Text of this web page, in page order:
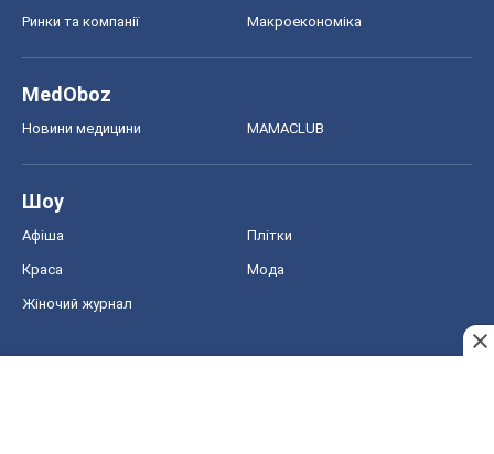
Ринки та компанії Макроекономіка
MedOboz
Новини медицини MAMACLUB
Шоу
Афіша Плітки
Краса Мода
Жіночий журнал